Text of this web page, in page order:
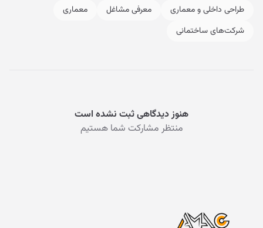
طراحی داخلی و معماری معرفی مشاغل
معماری
شرکت‌‌های ساختمانی
هنوز دیدگاهی ثبت نشده است
منتظر مشارکت شما هستیم